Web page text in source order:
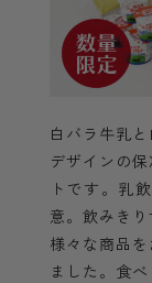
白バラ牛乳
デザインの
トです。乳
意。飲みき
様々な商品
ました。食